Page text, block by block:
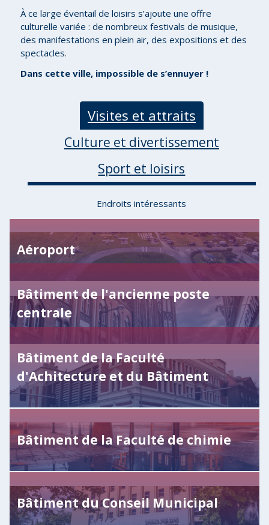
À ce large éventail de loisirs s’ajoute une offre
culturelle variée : de nombreux festivals de musique,
des manifestations en plein air, des expositions et des
spectacles.
Dans cette ville, impossible de s’ennuyer !
Visites et attraits
Culture et divertissement
Sport et loisirs
Endroits intéressants
Aéroport
Bâtiment de l'ancienne poste
centrale
Bâtiment de la Faculté
d'Achitecture et du Bâtiment
Bâtiment de la Faculté de chimie
Bâtiment du Conseil Municipal